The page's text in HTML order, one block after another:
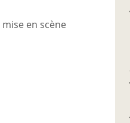
mise en scène